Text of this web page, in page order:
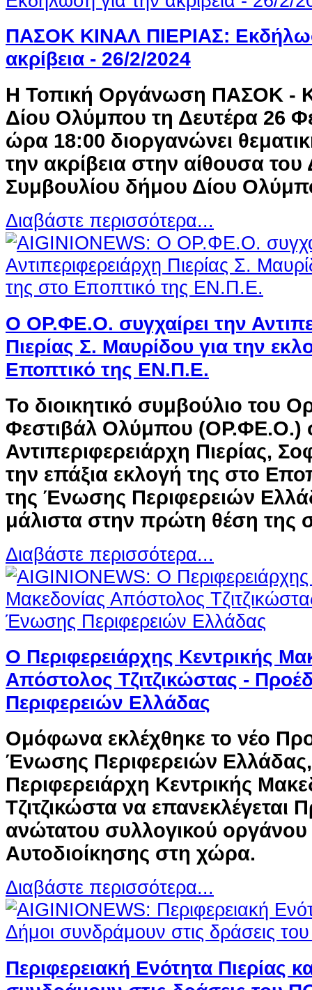
ΠΑΣΟΚ ΚΙΝΑΛ ΠΙΕΡΙΑΣ:
ακρίβεια - 26/2/2024
Η Τοπική Οργάνωση ΠΑΣΟΚ -
Δίου Ολύμπου τη Δευτέρα 26
ώρα 18:00 διοργανώνει
την ακρίβεια στην αίθουσα του
Συμβουλίου δήμου Δίου
Διαβάστε περισσότερα...
Ο ΟΡ.ΦΕ.Ο. συγχαίρει την
Πιερίας Σ. Μαυρίδου για την
Εποπτικό της ΕΝ.Π.Ε.
Το διοικητικό συμβούλιο του
Φεστιβάλ Ολύμπου (ΟΡ.ΦΕ.Ο.)
Αντιπεριφερειάρχη Πιερίας,
την επάξια εκλογή της στο
της Ένωσης Περιφερειών
μάλιστα στην πρώτη θέση της
Διαβάστε περισσότερα...
Ο Περιφερειάρχης Κεντρικής
Απόστολος Τζιτζικώστας -
Περιφερειών Ελλάδας
Ομόφωνα εκλέχθηκε το νέο
Ένωσης Περιφερειών
Περιφερειάρχη Κεντρικής
Τζιτζικώστα να επανεκλέγεται
ανώτατου συλλογικού οργάνου
Αυτοδιοίκησης στη χώρα.
Διαβάστε περισσότερα...
Περιφερειακή Ενότητα Πιερίας